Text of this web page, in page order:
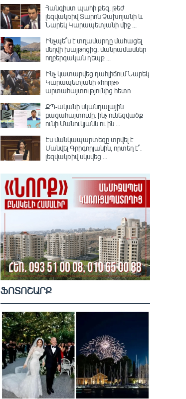
Հանգիստ պահի քեզ. թեժ
լեզվակռիվ Տարոն Չախոյանի և
Նարեկ Կարապետյանի միջ ...
Ինչպե՞ս է տղամարդը մահացել
մեղվի խայթոցից. մանրամասներ
ողբերգական դեպք ...
Ինչ կատարվեց դահլիճում Նարեկ
Կարապետյանի «հորթ»
արտահայտությունից հետո
ՔՊ-ականի սկանդալային
բացահայտումը․ ինչ ունեցվածք
ունի Մանուկյանն ու ին ...
Էս մանկապարտեզը տրվել է
Մանվել Գրիգորյանին, որտեղ է՞․
լեզվակռիվ սկսվեց ...
ՖՈՏՈՇԱՐՔ